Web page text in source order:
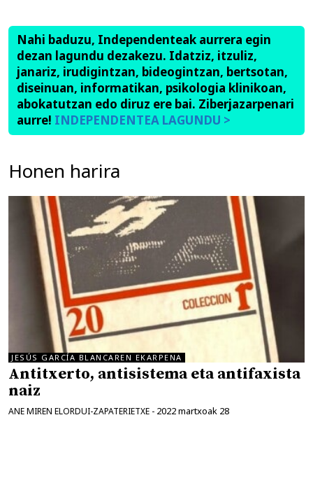
Nahi baduzu, Independenteak aurrera egin
dezan lagundu dezakezu. Idatziz, itzuliz,
janariz, irudigintzan, bideogintzan, bertsotan,
diseinuan, informatikan, psikologia klinikoan,
abokatutzan edo diruz ere bai. Ziberjazarpenari
aurre! INDEPENDENTEA LAGUNDU >
Honen harira
JESÚS GARCÍA BLANCAREN EKARPENA
Antitxerto, antisistema eta antifaxista
naiz
ANE MIREN ELORDUI-ZAPATERIETXE - 2022 martxoak 28